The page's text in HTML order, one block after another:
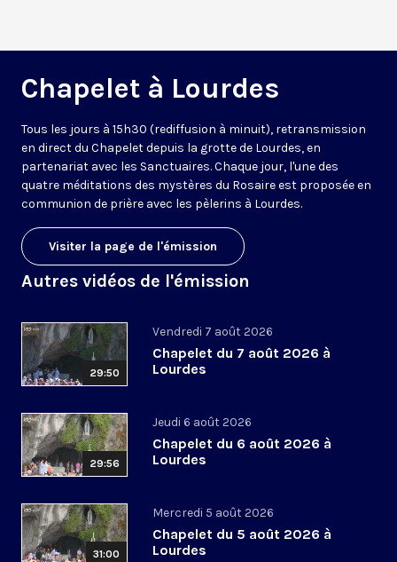
Chapelet à Lourdes
Tous les jours à 15h30 (rediffusion à minuit), retransmission
en direct du Chapelet depuis la grotte de Lourdes, en
partenariat avec les Sanctuaires. Chaque jour, l'une des
quatre méditations des mystères du Rosaire est proposée en
communion de prière avec les pèlerins à Lourdes.
Visiter la page de l'émission
Autres vidéos de l'émission
29:50
Vendredi 7 août 2026
Chapelet du 7 août 2026 à
Lourdes
29:56
Jeudi 6 août 2026
Chapelet du 6 août 2026 à
Lourdes
31:00
Mercredi 5 août 2026
Chapelet du 5 août 2026 à
Lourdes